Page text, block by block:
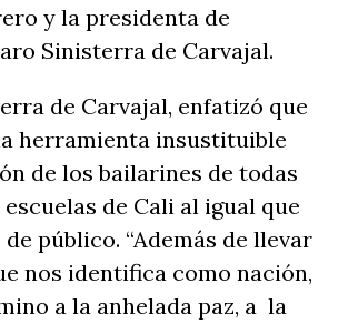
y la presidenta de
Sinisterra de Carvajal.
de Carvajal, enfatizó que
herramienta insustituible
de los bailarines de todas
de Cali al igual que
público. “Además de llevar
nos identifica como nación,
a la anhelada paz, a la